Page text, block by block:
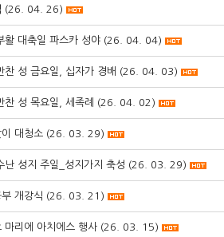
(26. 04. 26)
활 대축일 파스카 성야 (26. 04. 04)
찬 성 금요일, 십자가 경배 (26. 04. 03)
찬 성 목요일, 세족례 (26. 04. 02)
이 대청소 (26. 03. 29)
난 성지 주일_성지가지 축성 (26. 03. 29)
부 개강식 (26. 03. 21)
마리에 아치에스 행사 (26. 03. 15)